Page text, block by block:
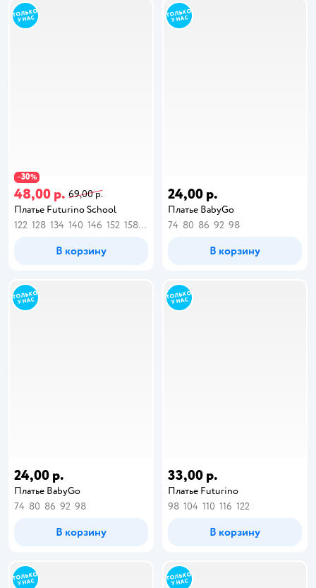
−30%
48,00 р. 69,00 р.
Платье Futurino School
122 128 134 140 146 152 158 164
В корзину
24,00 р.
Платье BabyGo
74 80 86 92 98
В корзину
24,00 р.
Платье BabyGo
74 80 86 92 98
В корзину
33,00 р.
Платье Futurino
98 104 110 116 122
В корзину